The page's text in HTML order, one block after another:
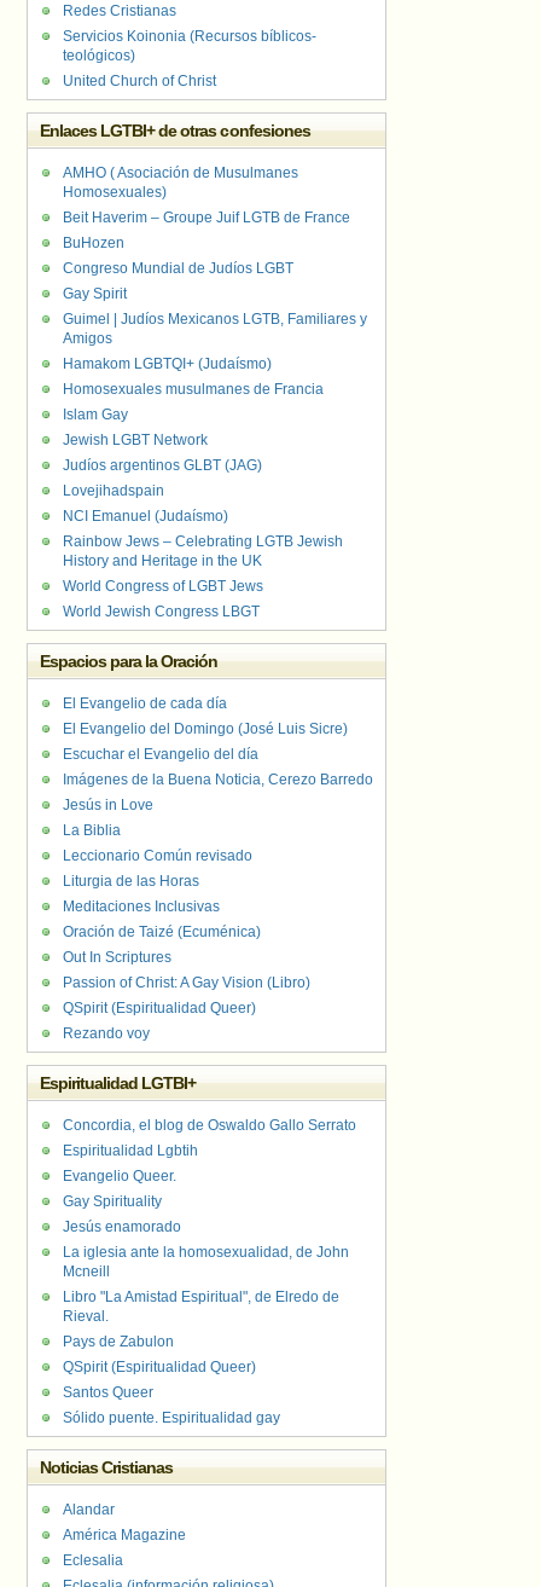
Redes Cristianas
Servicios Koinonia (Recursos bíblicos-
teológicos)
United Church of Christ
Enlaces LGTBI+ de otras confesiones
AMHO ( Asociación de Musulmanes
Homosexuales)
Beit Haverim – Groupe Juif LGTB de France
BuHozen
Congreso Mundial de Judíos LGBT
Gay Spirit
Guimel | Judíos Mexicanos LGTB, Familiares y
Amigos
Hamakom LGBTQI+ (Judaísmo)
Homosexuales musulmanes de Francia
Islam Gay
Jewish LGBT Network
Judíos argentinos GLBT (JAG)
Lovejihadspain
NCI Emanuel (Judaísmo)
Rainbow Jews – Celebrating LGTB Jewish
History and Heritage in the UK
World Congress of LGBT Jews
World Jewish Congress LBGT
Espacios para la Oración
El Evangelio de cada día
El Evangelio del Domingo (José Luis Sicre)
Escuchar el Evangelio del día
Imágenes de la Buena Noticia, Cerezo Barredo
Jesús in Love
La Biblia
Leccionario Común revisado
Liturgia de las Horas
Meditaciones Inclusivas
Oración de Taizé (Ecuménica)
Out In Scriptures
Passion of Christ: A Gay Vision (Libro)
QSpirit (Espiritualidad Queer)
Rezando voy
Espiritualidad LGTBI+
Concordia, el blog de Oswaldo Gallo Serrato
Espiritualidad Lgbtih
Evangelio Queer.
Gay Spirituality
Jesús enamorado
La iglesia ante la homosexualidad, de John
Mcneill
Libro "La Amistad Espiritual", de Elredo de
Rieval.
Pays de Zabulon
QSpirit (Espiritualidad Queer)
Santos Queer
Sólido puente. Espiritualidad gay
Noticias Cristianas
Alandar
América Magazine
Eclesalia